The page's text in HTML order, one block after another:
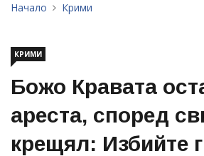
Начало Крими
КРИМИ
Божо Кравата
ареста, според
крещял: Избийте